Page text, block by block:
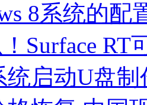
8系统的配
Surface RT
统启动U盘